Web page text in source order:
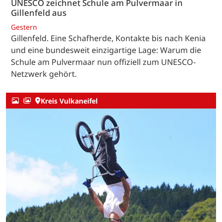
UNESCO zeichnet Schule am Pulvermaar in
Gillenfeld aus
Gestern
Gillenfeld. Eine Schafherde, Kontakte bis nach Kenia
und eine bundesweit einzigartige Lage: Warum die
Schule am Pulvermaar nun offiziell zum UNESCO-
Netzwerk gehört.
Kreis Vulkaneifel